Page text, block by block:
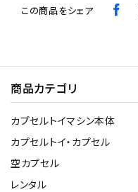
この商品をシェア
商品カテゴリ
カプセルトイマシン本体
カプセルトイ・カプセル
空カプセル
レンタル